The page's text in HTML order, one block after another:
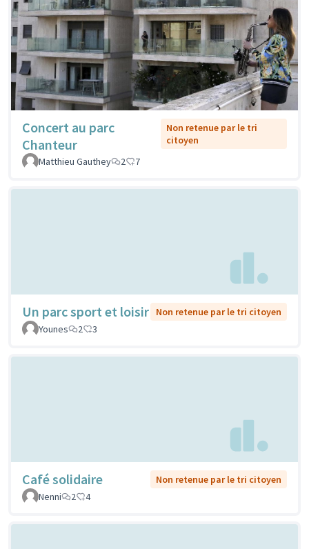
Concert au parc
Chanteur
Non retenue par le tri
citoyen
Matthieu Gauthey
2 7
Un parc sport et loisir
Non retenue par le tri citoyen
Younes
2 3
Café solidaire
Non retenue par le tri citoyen
Nenni
2 4